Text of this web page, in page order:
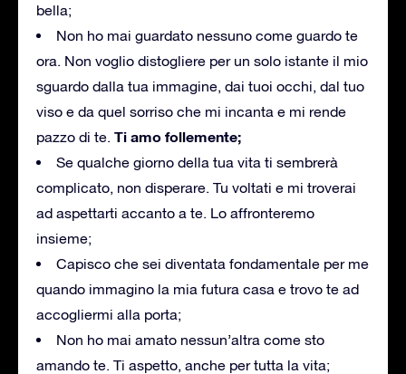
bella;
Non ho mai guardato nessuno come guardo te
ora. Non voglio distogliere per un solo istante il mio
sguardo dalla tua immagine, dai tuoi occhi, dal tuo
viso e da quel sorriso che mi incanta e mi rende
pazzo di te. Ti amo follemente;
Se qualche giorno della tua vita ti sembrerà
complicato, non disperare. Tu voltati e mi troverai
ad aspettarti accanto a te. Lo affronteremo
insieme;
Capisco che sei diventata fondamentale per me
quando immagino la mia futura casa e trovo te ad
accogliermi alla porta;
Non ho mai amato nessun’altra come sto
amando te. Ti aspetto, anche per tutta la vita;